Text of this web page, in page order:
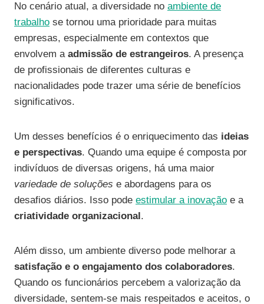
No cenário atual, a diversidade no ambiente de
trabalho se tornou uma prioridade para muitas
empresas, especialmente em contextos que
envolvem a admissão de estrangeiros. A presença
de profissionais de diferentes culturas e
nacionalidades pode trazer uma série de benefícios
significativos.
Um desses benefícios é o enriquecimento das ideias
e perspectivas. Quando uma equipe é composta por
indivíduos de diversas origens, há uma maior
variedade de soluções e abordagens para os
desafios diários. Isso pode estimular a inovação e a
criatividade organizacional .
Além disso, um ambiente diverso pode melhorar a
satisfação e o engajamento dos colaboradores.
Quando os funcionários percebem a valorização da
diversidade, sentem-se mais respeitados e aceitos, o